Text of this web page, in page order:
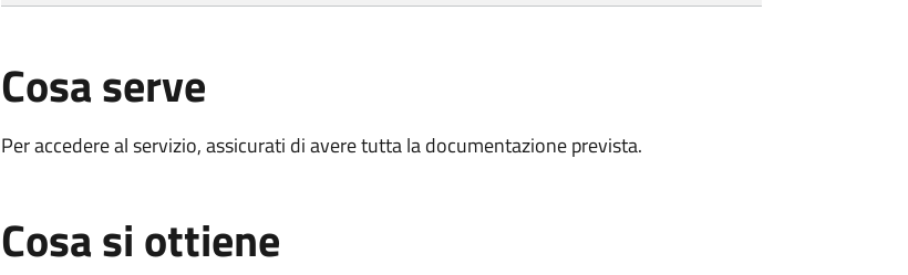
Cosa serve
Per accedere al servizio, assicurati di avere tutta la documentazione prevista.
Cosa si ottiene